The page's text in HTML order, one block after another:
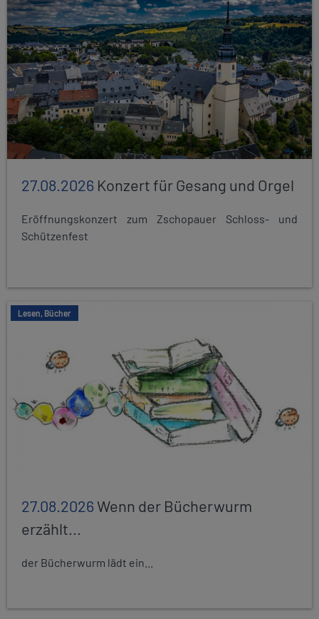
27.08.2026 Konzert für Gesang und Orgel
Eröffnungskonzert zum Zschopauer Schloss- und
Schützenfest
Lesen, Bücher
27.08.2026Wenn der Bücherwurm
erzählt...
der Bücherwurm lädt ein...